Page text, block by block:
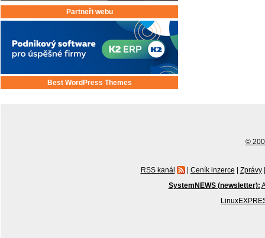
Partneři webu
Best WordPress Themes
©
RSS kanál | Ceník inzerce | Zprávy |
SystemNEWS (newsletter):